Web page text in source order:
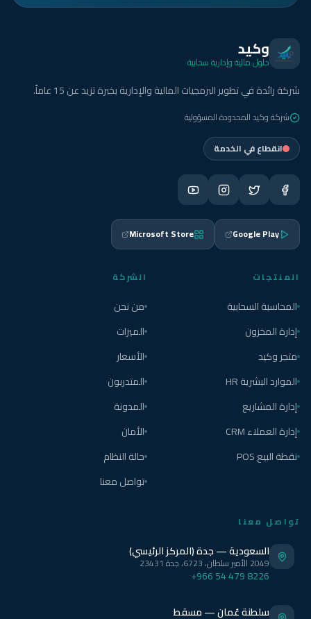
وكيد
حلول مالية وإدارية سحابية
شركة رائدة في تطوير البرمجيات المالية والإدارية بخبرة تزيد عن 15 عاماً.
شركة وكيد المحدودة المسؤولية
انقطاع في الخدمة
Google Play
Microsoft Store
المنتجات
المحاسبة السحابية
إدارة المخزون
متجر وكيد
الموارد البشرية HR
إدارة المشاريع
إدارة العملاء CRM
نقطة البيع POS
الشركة
من نحن
الميزات
الأسعار
المتدربون
المدونة
الأمان
حالة النظام
تواصل معنا
تواصل معنا
السعودية — جدة (المركز الرئيسي)
2049 الأمير سلطان، 6723، جدة 23431
+966 54 479 8226
سلطنة عُمان — مسقط